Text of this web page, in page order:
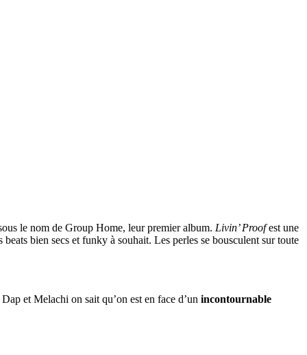
le nom de Group Home, leur premier album. Livin’ Proofest une
bien secs et funky à souhait. Les perles se bousculent sur toute
et Melachi on sait qu’on est en face d’un incontournable